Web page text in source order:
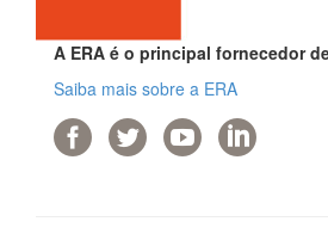
A ERA é o principal fornecedor
Saiba mais sobre a ERA